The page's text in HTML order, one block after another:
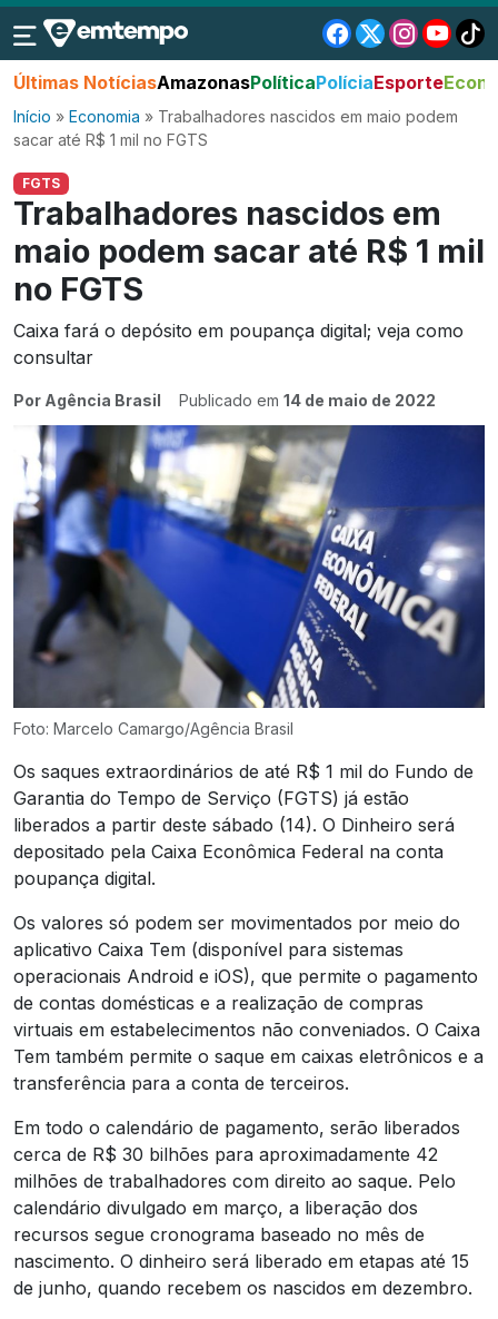
Últimas NotíciasAmazonasPolíticaPolíciaEsporte
Início » Economia » Trabalhadores nascidos em maio podem
sacar até R$ 1 mil no FGTS
FGTS
Trabalhadores nascidos em
maio podem sacar até R$ 1 mil
no FGTS
Caixa fará o depósito em poupança digital; veja como
consultar
Por Agência Brasil Publicado em 14 de maio de 2022
Foto: Marcelo Camargo/Agência Brasil
Os saques extraordinários de até R$ 1 mil do Fundo de
Garantia do Tempo de Serviço (FGTS) já estão
liberados a partir deste sábado (14). O Dinheiro será
depositado pela Caixa Econômica Federal na conta
poupança digital.
Os valores só podem ser movimentados por meio do
aplicativo Caixa Tem (disponível para sistemas
operacionais Android e iOS), que permite o pagamento
de contas domésticas e a realização de compras
virtuais em estabelecimentos não conveniados. O Caixa
Tem também permite o saque em caixas eletrônicos e a
transferência para a conta de terceiros.
Em todo o calendário de pagamento, serão liberados
cerca de R$ 30 bilhões para aproximadamente 42
milhões de trabalhadores com direito ao saque. Pelo
calendário divulgado em março, a liberação dos
recursos segue cronograma baseado no mês de
nascimento. O dinheiro será liberado em etapas até 15
de junho, quando recebem os nascidos em dezembro.